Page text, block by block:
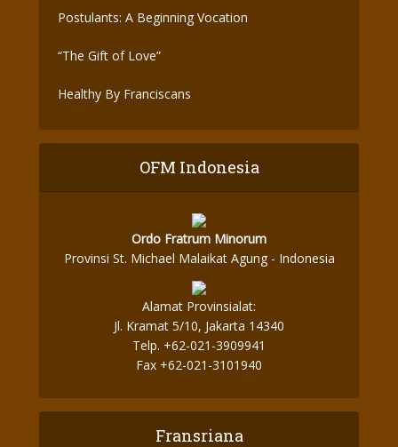
Postulants: A Beginning Vocation
“The Gift of Love”
Healthy By Franciscans
OFM Indonesia
Ordo Fratrum Minorum
Provinsi St. Michael Malaikat Agung - Indonesia
Alamat Provinsialat:
Jl. Kramat 5/10, Jakarta 14340
Telp. +62-021-3909941
Fax +62-021-3101940
Fransriana